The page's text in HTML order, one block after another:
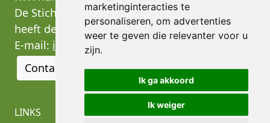
marketinginteracties te
personaliseren, om advertenties
weer te geven die relevanter voor u
zijn.
Ik ga akkoord
Ik weiger
De Stichting Mobilisation for the Environment
heeft de ANBI status
E-mail: info@mobilisation.nl
Contact en vacatures
LINKS